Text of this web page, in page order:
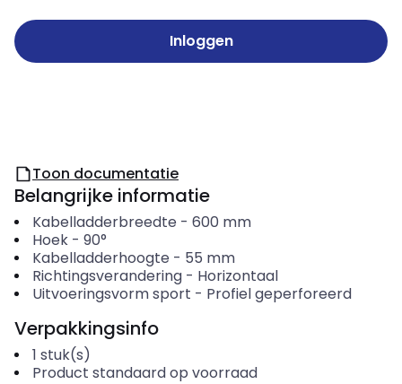
Inloggen
Toon documentatie
Belangrijke informatie
Kabelladderbreedte - 600 mm
Hoek- 90°
Kabelladderhoogte - 55 mm
Richtingsverandering- Horizontaal
Uitvoeringsvorm sport - Profiel geperforeerd
Verpakkingsinfo
1 stuk(s)
Product standaard op voorraad